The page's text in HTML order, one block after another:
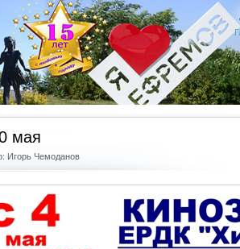
мая
Игорь Чемоданов